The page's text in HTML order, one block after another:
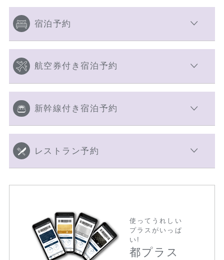
宿泊予約
航空券付き宿泊予約
新幹線付き宿泊予約
レストラン予約
使ってうれしい
プラスがいっぱ
い!
都プラス